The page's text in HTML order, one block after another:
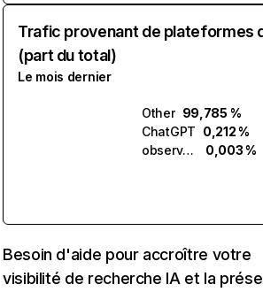
Trafic provenant de plateformes
(part du total)
Le mois dernier
Other 99,785 %
ChatGPT 0,212 %
observe.ai
0,003 %
Besoin d'aide pour accroître votre
visibilité de recherche IA et la